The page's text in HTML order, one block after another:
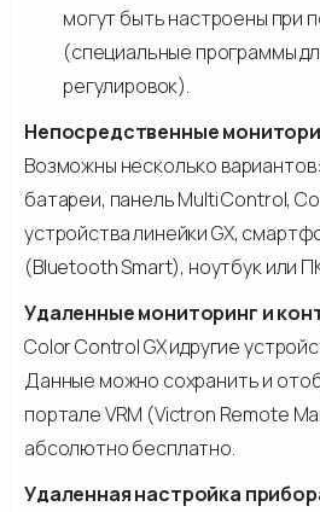
могут быть настроены при
(специальные программы
регулировок).
Непосредственные
Возможны несколько
батареи, панель Multi Control,
устройства линейки GX,
(Bluetooth Smart), ноутбук или
Удаленные мониторинг и
Color Control GX идругие
Данные можно сохранить и
портале VRM (Victron Remote
абсолютно бесплатно.
Удаленная настройка